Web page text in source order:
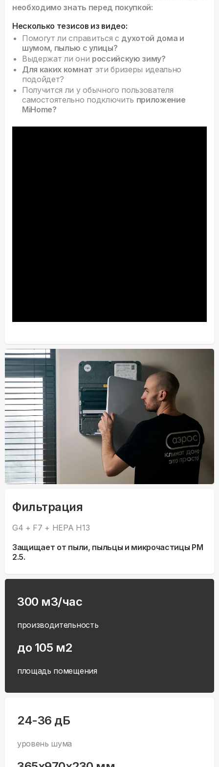
необходимо знать перед покупкой:
Несколько тезисов из видео:
Помогут ли справиться с духотой дома и
шумом, пылью с улицы?
Выдержат ли они российскую зиму?
Для каких комнат эти бризеры идеально
подойдет?
Получится ли у обычного пользователя
самостоятельно подключить приложение
MiHome?
Фильтрация
G4 + F7 + HEPA H13
Защищает от пыли, пыльцы и микрочастицы PM
2.5.
300 м3/час
производительность
до 105 м2
площадь помещения
24-36 дБ
уровень шума